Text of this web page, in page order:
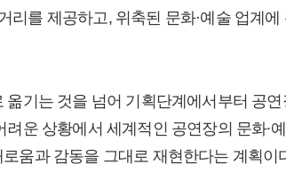
리를 제공하고, 위축된 문화·예술 업계
기는 것을 넘어 기획단계에서부터 공연
운 상황에서 세계적인 공연장의 문화∙
움과 감동을 그대로 재현한다는 계획이